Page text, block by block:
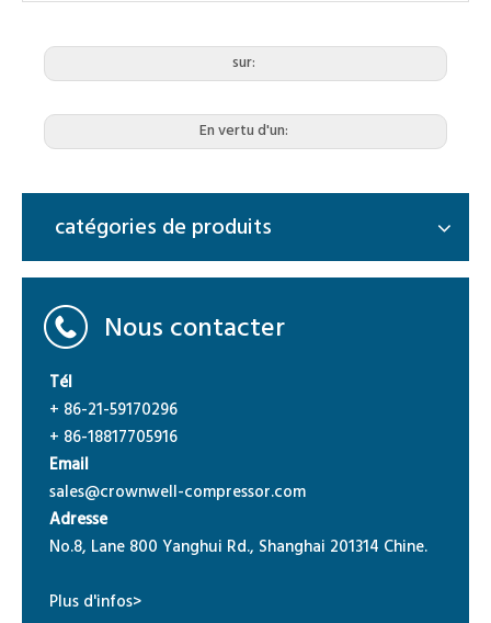
sur:
En vertu d'un:
catégories de produits
Nous contacter
Tél
+ 86-21-59170296
+ 86-18817705916
Email
sales@crownwell-compressor.com
Adresse
No.8, Lane 800 Yanghui Rd., Shanghai 201314 Chine.
Plus d'infos>